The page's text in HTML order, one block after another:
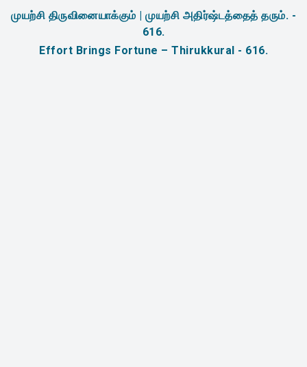
முயற்சி திருவினையாக்கும் | முயற்சி அதிர்ஷ்டத்தைத் தரும். -
616.
Effort Brings Fortune – Thirukkural - 616.